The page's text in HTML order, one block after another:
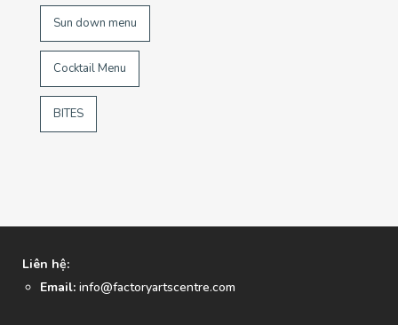
Sun down menu
Cocktail Menu
BITES
Liên hệ:
Email: info@factoryartscentre.com